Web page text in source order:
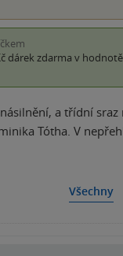
dárek zdarma v hodnotě
a třídní
Tótha. V
Všechny